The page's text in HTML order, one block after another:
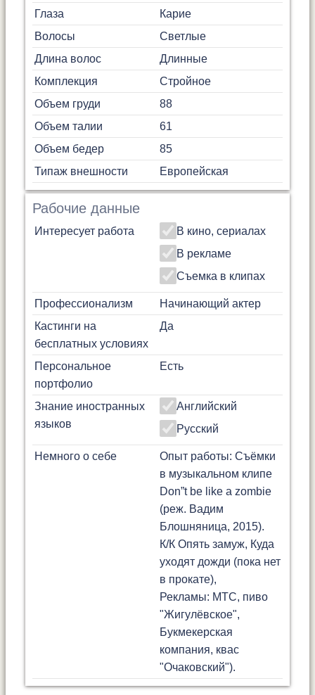
Глаза
Карие
Волосы
Светлые
Длина волос
Длинные
Комплекция
Стройное
Объем груди
88
Объем талии
61
Объем бедер
85
Типаж внешности
Европейская
Рабочие данные
Интересует работа
В кино, сериалах
В рекламе
Съемка в клипах
Профессионализм
Начинающий актер
Кастинги на
бесплатных условиях
Да
Персональное
портфолио
Есть
Знание иностранных
языков
Английский
Русский
Немного о себе
Опыт работы: Съёмки
в музыкальном клипе
Don”t be like a zombie
(реж. Вадим
Блошняница, 2015).
К/К Опять замуж, Куда
уходят дожди (пока нет
в прокате),
Рекламы: МТС, пиво
"Жигулёвское",
Букмекерская
компания, квас
"Очаковский").